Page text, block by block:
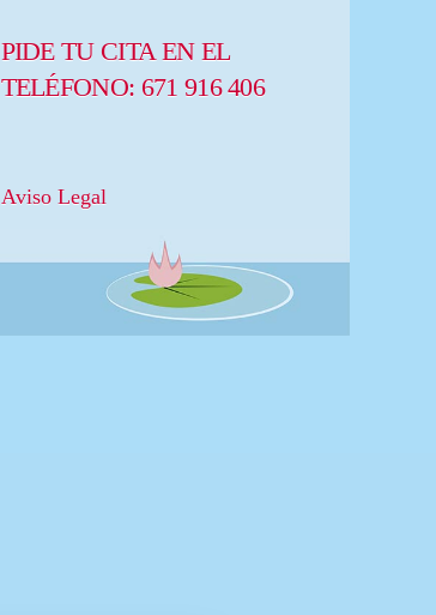
PIDE TU CITA EN EL
TELÉFONO: 671 916 406
Aviso Legal